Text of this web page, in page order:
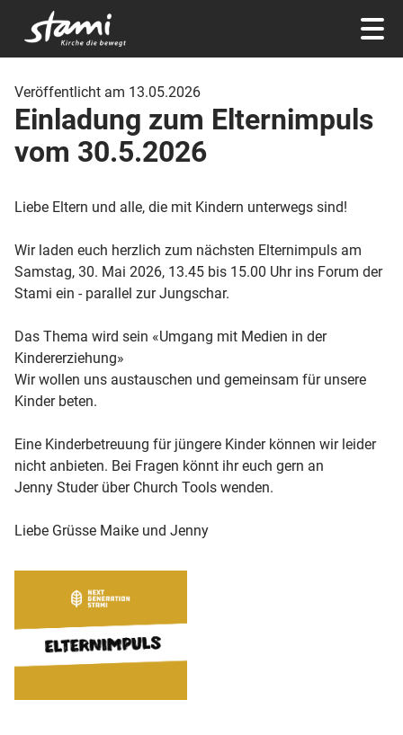
Veröffentlicht am 13.05.2026
Einladung zum Elternimpuls
vom 30.5.2026
Liebe Eltern und alle, die mit Kindern unterwegs sind!
Wir laden euch herzlich zum nächsten Elternimpuls am
Samstag, 30. Mai 2026, 13.45 bis 15.00 Uhr ins Forum der
Stami ein - parallel zur Jungschar.
Das Thema wird sein «Umgang mit Medien in der
Kindererziehung»
Wir wollen uns austauschen und gemeinsam für unsere
Kinder beten.
Eine Kinderbetreuung für jüngere Kinder können wir leider
nicht anbieten. Bei Fragen könnt ihr euch gern an
Jenny Studer über Church Tools wenden.
Liebe Grüsse Maike und Jenny